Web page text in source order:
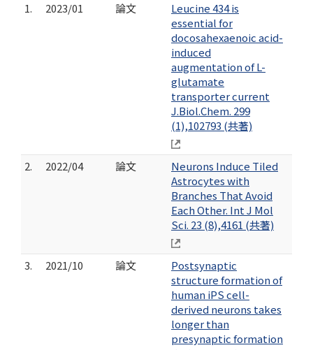
1.
2023/01 論文
Leucine 434 is
essential for
docosahexaenoic acid-
induced
augmentation of L-
glutamate
transporter current
J.Biol.Chem. 299
(1),102793 (共著)
2. 2022/04 論文
Neurons Induce Tiled
Astrocytes with
Branches That Avoid
Each Other. Int J Mol
Sci. 23 (8),4161 (共著)
3. 2021/10 論文
Postsynaptic
structure formation of
human iPS cell-
derived neurons takes
longer than
presynaptic formation